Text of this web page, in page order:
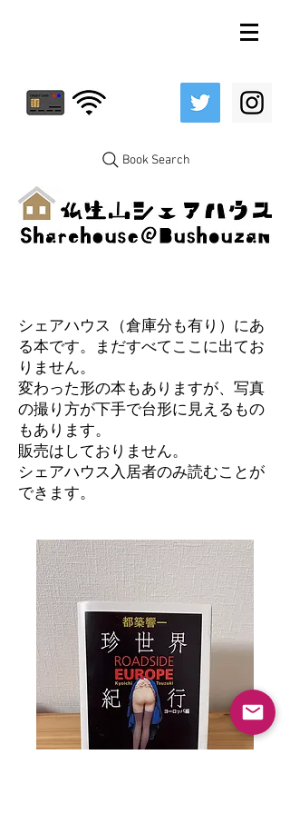
Book Search
シェアハウス（倉庫分も有り）にあ
る本です。まだすべてここに出てお
りません。
変わった形の本もありますが、写真
の撮り方が下手で台形に見えるもの
もあります。
​販売はしておりません。
シェアハウス入居者のみ読むことが
できます。